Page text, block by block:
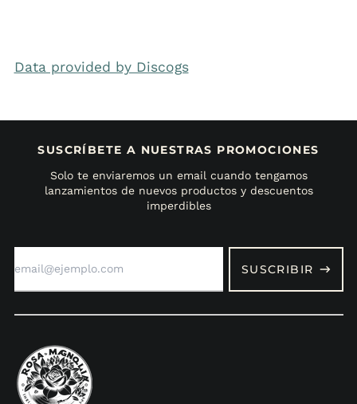
Data provided by Discogs
SUSCRÍBETE A NUESTRAS PROMOCIONES
Solo te enviaremos un email cuando tengamos
lanzamientos de nuevos productos y descuentos
imperdibles
SUSCRIBIR